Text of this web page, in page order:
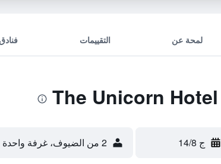
لمحة عن التقييمات
ج 14/8 2 من الضيوف، غرفة واحدة